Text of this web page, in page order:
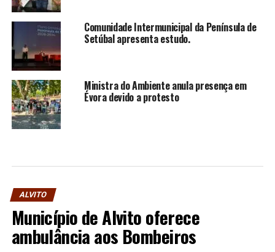
Comunidade Intermunicipal da Península de
Setúbal apresenta estudo.
Ministra do Ambiente anula presença em
Évora devido a protesto
ALVITO
Município de Alvito oferece
ambulância aos Bombeiros